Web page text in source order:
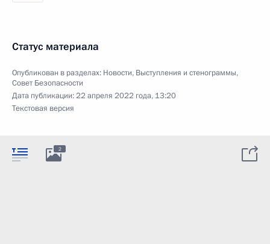
Статус материала
Опубликован в разделах: Новости, Выступления и стенограммы,
Совет Безопасности
Дата публикации:22 апреля 2022 года, 13:20
Текстовая версия
2